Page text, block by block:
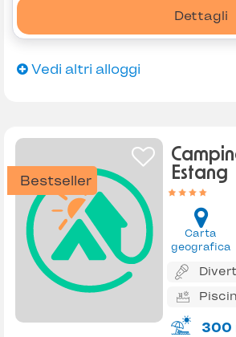
Dettagli
Vedi altri alloggi
Bestseller
Estang
Carta
geografica
300